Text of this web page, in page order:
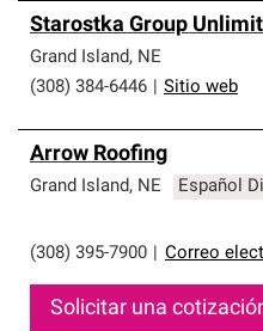
parte de una red exclusiva
que cumplen con altos
de profesionalismo y
Starostka Group
Grand Island, NE
(308) 384-6446
Sitio web
Arrow Roofing
Grand Island, NE Español
(308) 395-7900 Correo
Solicitar una